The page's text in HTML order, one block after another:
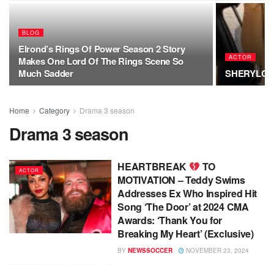
BLOG
Elrond’s Rings Of Power Season 2 Story
Makes One Lord Of The Rings Scene So
Much Sadder
ACTOR
Home Category Drama 3 season
Drama 3 season
ACTOR HEARTBREAK
TO
MOTIVATION – Teddy Swims
Addresses Ex Who Inspired Hit
Song ‘The Door’ at 2024 CMA
Awards: ‘Thank You for
Breaking My Heart’ (Exclusive)
BY NEWSSOCCER NOVEMBER 23, 2024